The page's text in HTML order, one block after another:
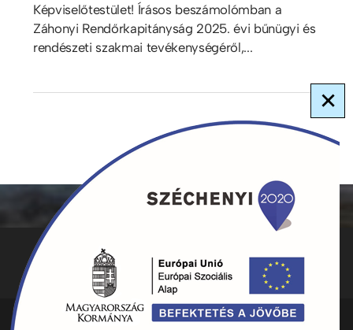
Képviselőtestület! Írásos beszámolómban a
Záhonyi Rendőrkapitányság 2025. évi bűnügyi és
rendészeti szakmai tevékenységéről,...
ADATKEZELÉS
KAPCSOLAT
×